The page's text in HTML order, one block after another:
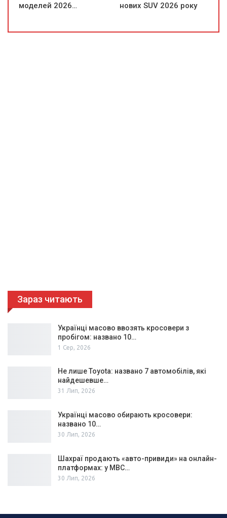
моделей 2026…
нових SUV 2026 року
Зараз читають
Українці масово ввозять кросовери з
пробігом: названо 10…
1 Сер, 2026
Не лише Toyota: названо 7 автомобілів, які
найдешевше…
31 Лип, 2026
Українці масово обирають кросовери:
названо 10…
30 Лип, 2026
Шахраї продають «авто-привиди» на онлайн-
платформах: у МВС…
30 Лип, 2026